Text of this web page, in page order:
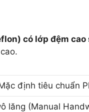
có lớp đệm cao
định tiêu chuẩn
lăng (Manual